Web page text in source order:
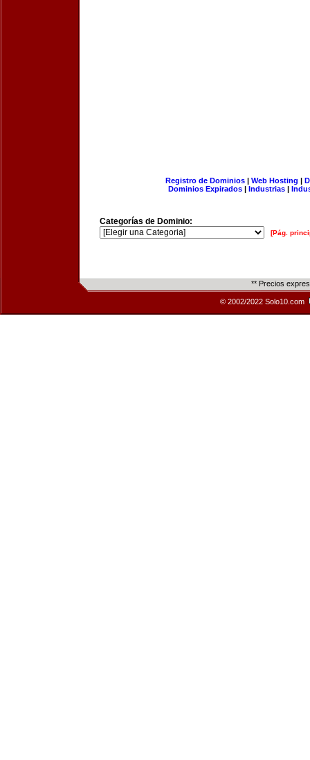
Registro de Dominios| Web Hosting |
Dominios Expirados | Industrias |
Categorías de Dominio:
[Pág.
** Precios
© 2002/2022 Solo10.com